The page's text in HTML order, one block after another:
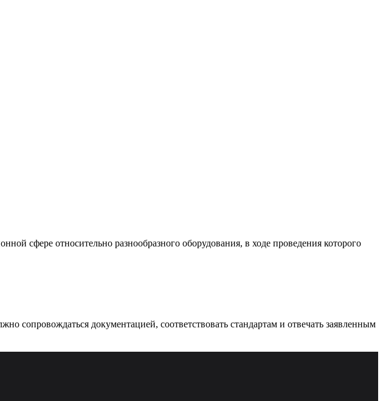
сфере относительно разнообразного оборудования, в ходе проведения которого
сопровождаться документацией, соответствовать стандартам и отвечать заявленным